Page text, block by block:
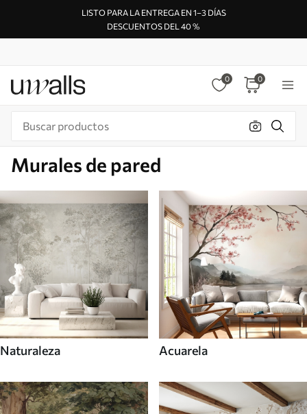
LISTO PARA LA ENTREGA EN 1–3 DÍAS
DESCUENTOS DEL 40 %
0 0
Murales de pared
Naturaleza Acuarela